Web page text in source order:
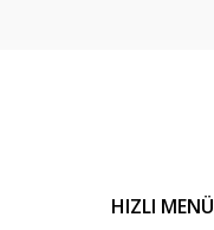
HIZLI MENÜ